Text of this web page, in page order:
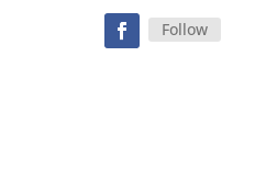
Follow